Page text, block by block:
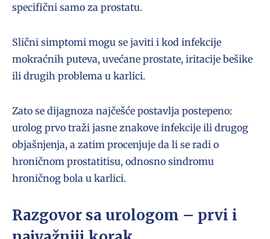
specifični samo za prostatu.
Slični simptomi mogu se javiti i kod infekcije
mokraćnih puteva, uvećane prostate, iritacije bešike
ili drugih problema u karlici.
Zato se dijagnoza najčešće postavlja postepeno:
urolog prvo traži jasne znakove infekcije ili drugog
objašnjenja, a zatim procenjuje da li se radi o
hroničnom prostatitisu, odnosno sindromu
hroničnog bola u karlici.
Razgovor sa urologom – prvi i